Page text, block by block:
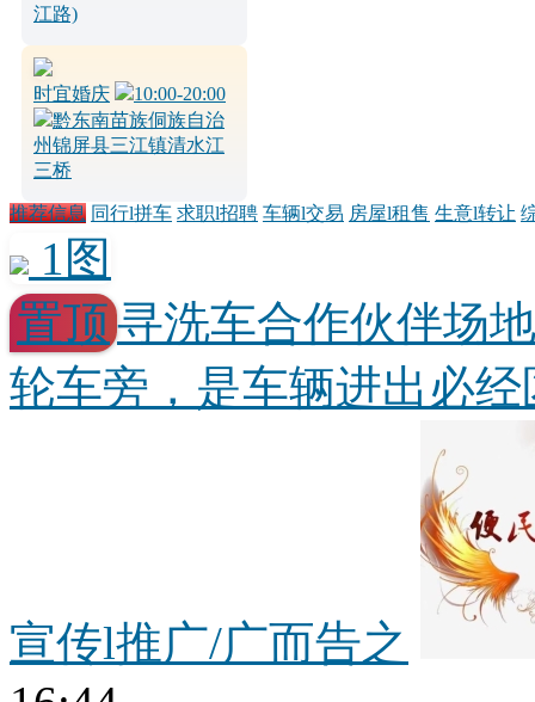
江路)
时宜婚庆
10:00-20:00
黔东南苗族侗族自治
州锦屏县三江镇清水江
三桥
推荐信息 同行l拼车 求职l招聘 车辆l交易 房屋l租售 生意l转让
1图
置顶寻洗车合作伙伴场
轮车旁，是车辆进出必经
宣传l推广/广而告之